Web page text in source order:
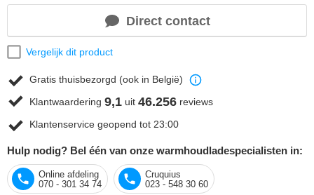
Direct contact
Vergelijk dit product
Gratis thuisbezorgd (ook in België)
Klantwaardering 9,1 uit 46.256 reviews
Klantenservice geopend tot 23:00
Hulp nodig? Bel één van onze warmhoudladespecialisten in:
Online afdeling
070 - 301 34 74
Cruquius
023 - 548 30 60